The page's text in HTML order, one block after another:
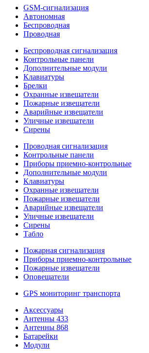
GSM-сигнализация
Автономная
Беспроводная
Проводная
Беспроводная сигнализация
Контрольные панели
Дополнительные модули
Клавиатуры
Брелки
Охранные извещатели
Пожарные извещатели
Аварийные извещатели
Уличные извещатели
Сирены
Проводная сигнализация
Контрольные панели
Приборы приемно-контрольные
Дополнительные модули
Клавиатуры
Охранные извещатели
Пожарные извещатели
Аварийные извещатели
Уличные извещатели
Сирены
Табло
Пожарная сигнализация
Приборы приемно-контрольные
Пожарные извещатели
Оповещатели
GPS мониторинг транспорта
Аксессуары
Антенны 433
Антенны 868
Батарейки
Модули